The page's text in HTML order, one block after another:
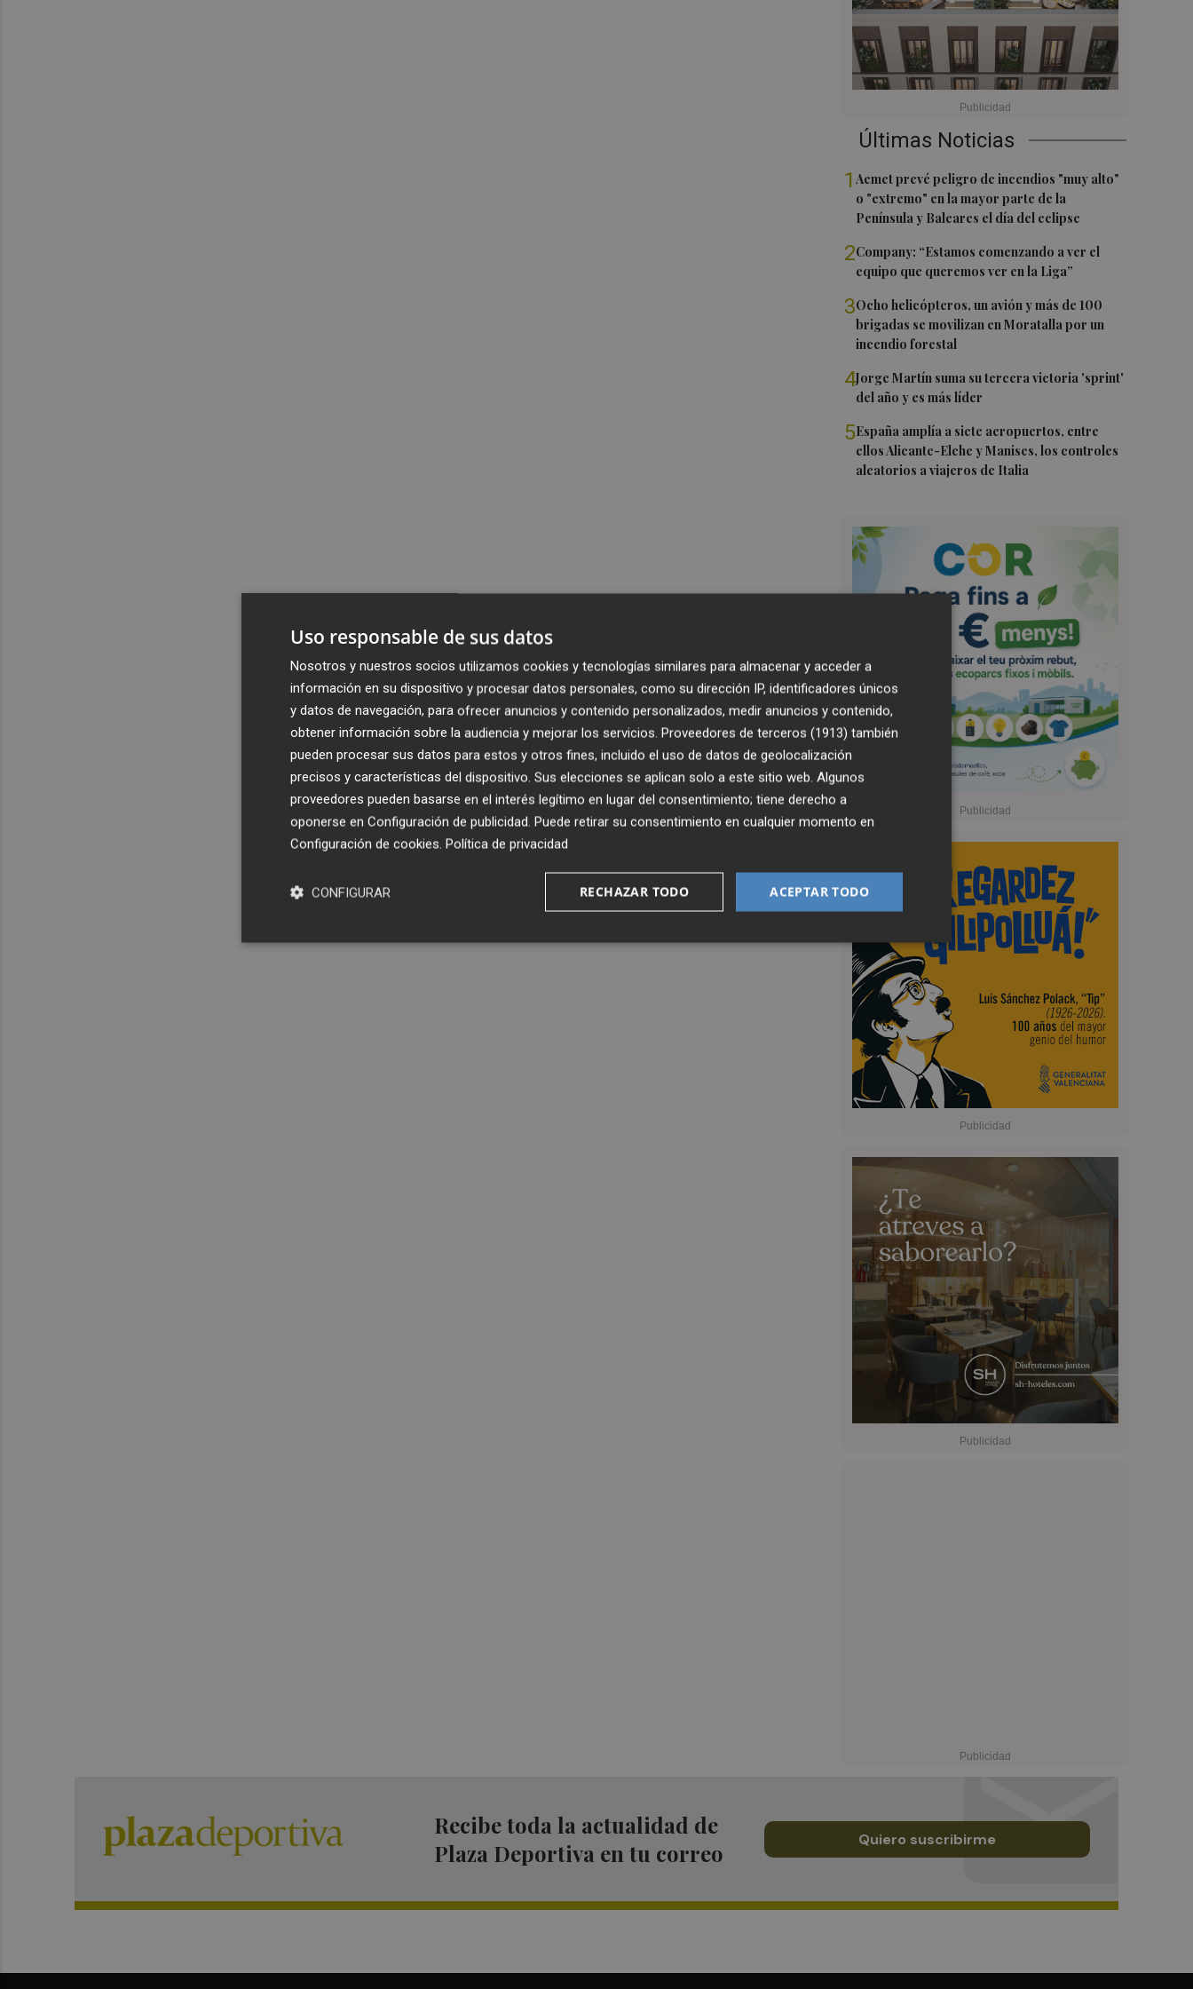
Últimas Noticias
1Aemet prevé peligro de incendios "muy alto"
o "extremo" en la mayor parte de la
Península y Baleares el día del eclipse
2Company: “Estamos comenzando a ver el
equipo que queremos ver en la Liga”
3Ocho helicópteros, un avión y más de 100
brigadas se movilizan en Moratalla por un
incendio forestal
4Jorge Martín suma su tercera victoria 'sprint'
del año y es más líder
5España amplía a siete aeropuertos, entre
ellos Alicante-Elche y Manises, los controles
aleatorios a viajeros de Italia
Recibe toda la actualidad de
Plaza Deportiva en tu correo
Quiero suscribirme
Uso responsable de sus datos
Nosotros y nuestros socios utilizamos cookies y tecnologías similares para almacenar y acceder a
información en su dispositivo y procesar datos personales, como su dirección IP, identificadores únicos
y datos de navegación, para ofrecer anuncios y contenido personalizados, medir anuncios y contenido,
obtener información sobre la audiencia y mejorar los servicios. Proveedores de terceros (1913) también
pueden procesar sus datos para estos y otros fines, incluido el uso de datos de geolocalización
precisos y características del dispositivo. Sus elecciones se aplican solo a este sitio web. Algunos
proveedores pueden basarse en el interés legítimo en lugar del consentimiento; tiene derecho a
oponerse en Configuración de publicidad. Puede retirar su consentimiento en cualquier momento en
Configuración de cookies. Política de privacidad
ACEPTAR TODO
RECHAZAR TODO
CONFIGURAR